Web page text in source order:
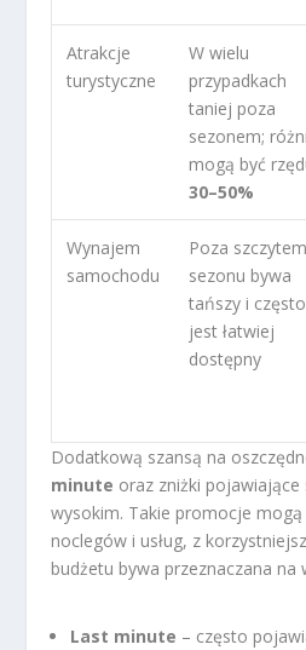
Atrakcje
turystyczne
W wielu
przypadkach
taniej poza
sezonem;
mogą być
30–50%
Wynajem
samochodu
Poza szczytem
sezonu bywa
tańszy i często
jest łatwiej
dostępny
Dodatkową szansą na
minute oraz zniżki pojawiające
wysokim. Takie promocje
noclegów i usług, z
budżetu bywa przeznaczana na
Last minute – często